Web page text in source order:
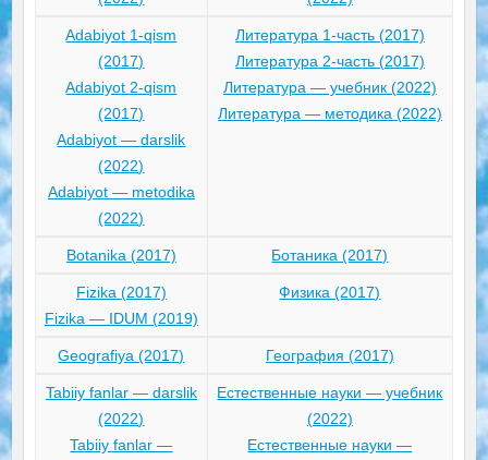
Adabiyot 1-qism
(2017)
Adabiyot 2-qism
(2017)
Adabiyot — darslik
(2022)
Adabiyot — metodika
(2022)
Литература 1-часть (2017)
Литература 2-часть (2017)
Литература — учебник (2022)
Литература — методика (2022)
Botanika (2017) Ботаника (2017)
Fizika (2017)
Fizika — IDUM (2019)
Физика (2017)
Geografiya (2017) География (2017)
Tabiiy fanlar — darslik
(2022)
Tabiiy fanlar —
Естественные науки — учебник
(2022)
Естественные науки —